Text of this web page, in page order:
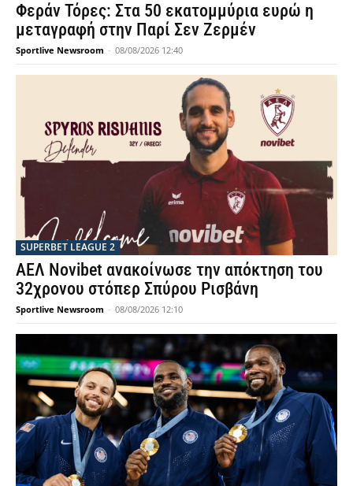
Φεράν Τόρες: Στα 50 εκατομμύρια ευρώ η
μεταγραφή στην Παρί Σεν Ζερμέν
Sportlive Newsroom - 08/08/2026 12:40
SUPERBET LEAGUE 2
ΑΕΛ Novibet ανακοίνωσε την απόκτηση του
32χρονου στόπερ Σπύρου Ρισβάνη
Sportlive Newsroom - 08/08/2026 12:10